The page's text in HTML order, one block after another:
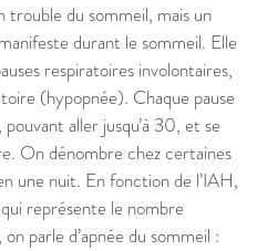
trouble du sommeil, mais un
durant le sommeil. Elle
respiratoires involontaires,
(hypopnée). Chaque pause
aller jusqu’à 30, et se
On dénombre chez certaines
une nuit. En fonction de l’IAH,
représente le nombre
parle d’apnée du sommeil :